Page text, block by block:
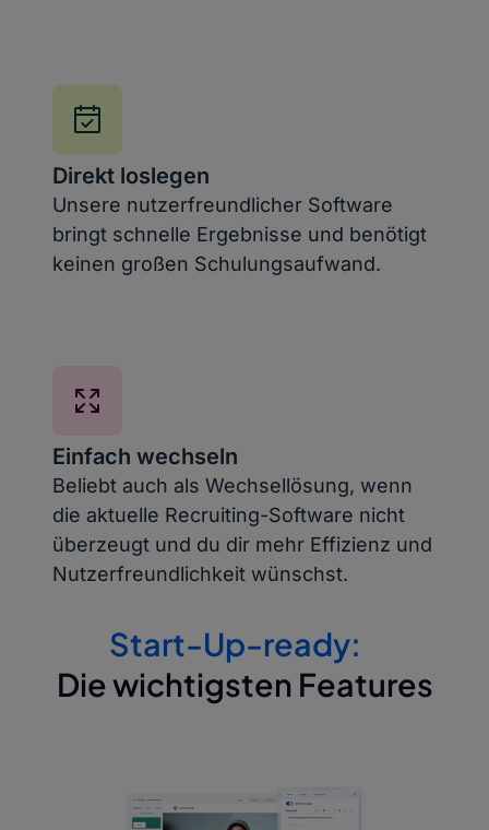
Direkt loslegen
Unsere nutzerfreundlicher Software
bringt schnelle Ergebnisse und benötigt
keinen großen Schulungsaufwand.
Einfach wechseln
Beliebt auch als Wechsellösung, wenn
die aktuelle Recruiting-Software nicht
überzeugt und du dir mehr Effizienz und
Nutzerfreundlichkeit wünschst.
Start-Up-ready:
Die wichtigsten Features